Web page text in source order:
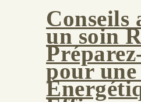
Conseils
un soin
pour une